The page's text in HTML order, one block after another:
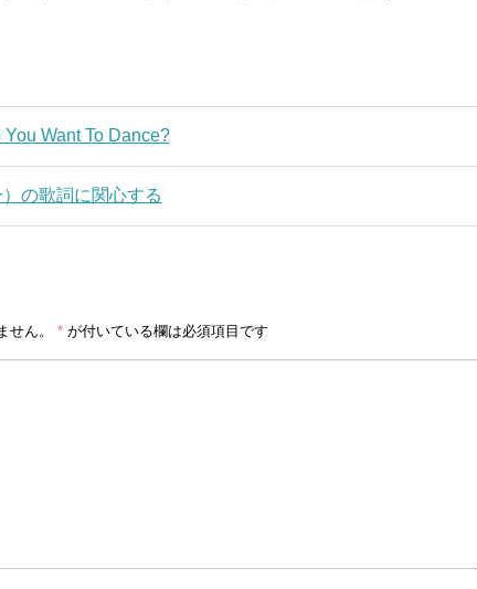
You Want To Dance?
の歌詞に関心する
ん。 * が付いている欄は必須項目です